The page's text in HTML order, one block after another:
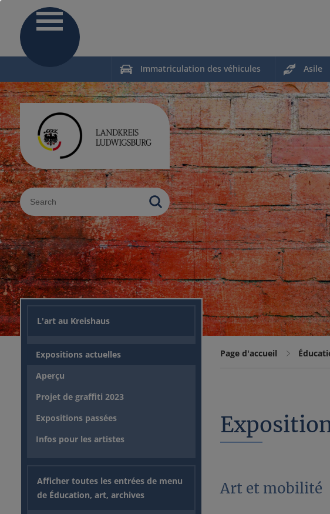
Immatriculation des véhicules Asile
Sucheingabe
L'art au Kreishaus
Expositions actuelles
Aperçu
Projet de graffiti 2023
Expositions passées
Infos pour les artistes
Afficher toutes les entrées de menu
de Éducation, art, archives
Page d'accueil
Art et mobilité